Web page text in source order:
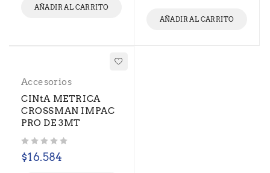
AÑADIR AL CARRITO
AÑADIR AL CARRITO
Accesorios
CINtA METRICA
CROSSMAN IMPAC
PRO DE 3MT
$16.584